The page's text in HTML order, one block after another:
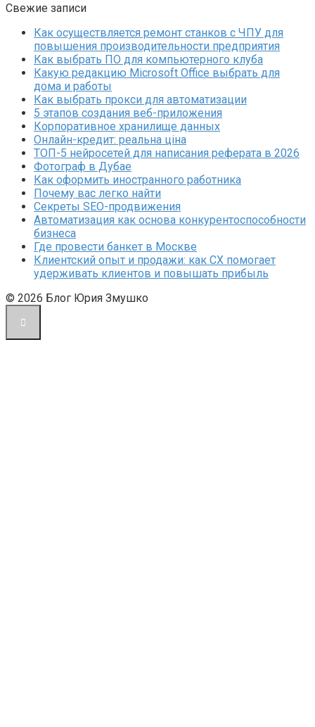
Свежие записи
Как осуществляется ремонт станков с ЧПУ для
повышения производительности предприятия
Как выбрать ПО для компьютерного клуба
Какую редакцию Microsoft Office выбрать для
дома и работы
Как выбрать прокси для автоматизации
5 этапов создания веб-приложения
Корпоративное хранилище данных
Онлайн-кредит: реальна ціна
ТОП-5 нейросетей для написания реферата в 2026
Фотограф в Дубае
Как оформить иностранного работника
Почему вас легко найти
Секреты SEO-продвижения
Автоматизация как основа конкурентоспособности
бизнеса
Где провести банкет в Москве
Клиентский опыт и продажи: как CX помогает
удерживать клиентов и повышать прибыль
© 2026 Блог Юрия Змушко